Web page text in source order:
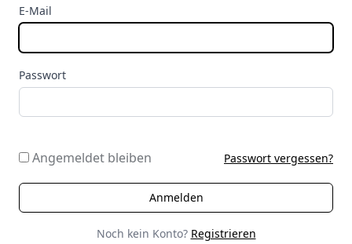
E-Mail
Passwort
Angemeldet bleiben Passwort vergessen?
Noch kein Konto? Registrieren